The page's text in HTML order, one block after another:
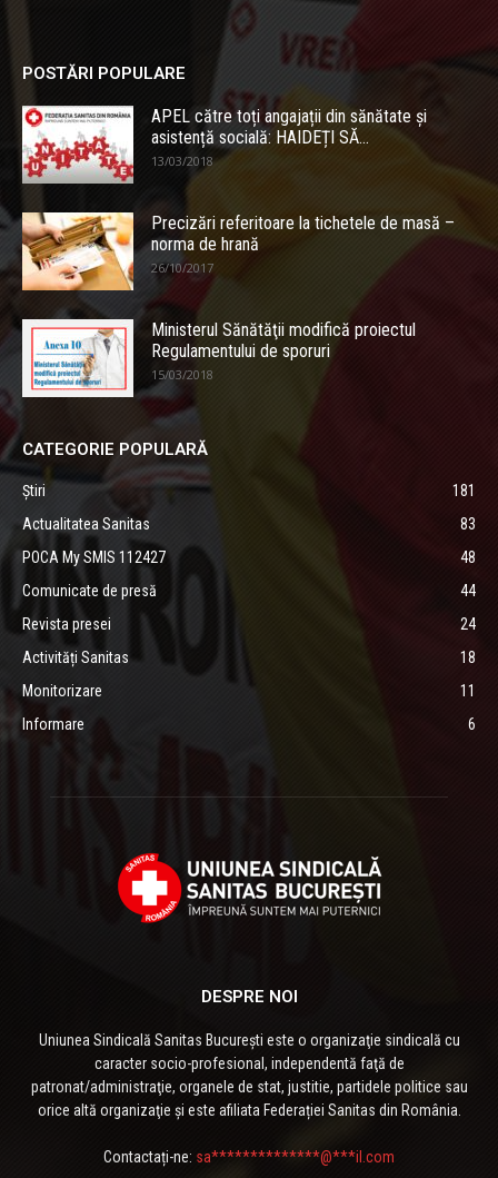
POSTĂRI POPULARE
APEL către toți angajații din sănătate și
asistență socială: HAIDEȚI SĂ...
13/03/2018
Precizări referitoare la tichetele de masă –
norma de hrană
26/10/2017
Ministerul Sănătăţii modifică proiectul
Regulamentului de sporuri
15/03/2018
CATEGORIE POPULARĂ
Știri
181
Actualitatea Sanitas
83
POCA My SMIS 112427
48
Comunicate de presă
44
Revista presei
24
Activități Sanitas
18
Monitorizare
11
Informare
6
DESPRE NOI
Uniunea Sindicală Sanitas București este o organizaţie sindicală cu
caracter socio-profesional, independentă faţă de
patronat/administraţie, organele de stat, justitie, partidele politice sau
orice altă organizaţie și este afiliata Federației Sanitas din România.
Contactați-ne: sa**************@***il.com